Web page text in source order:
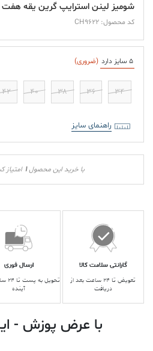
شومیز لینن استرایپ گرین یقه هفت
کد محصول: CH9622
5 سایز دارد (ضروری)
۳۴ ۳۶ ۳۸ ۴۰ ۴۲
راهنمای سایز
با خرید این محصول1
گارانتی سلامت کالا
تعویض تا ۲۴ ساعت بعد از
دریافت
ارسال فوری
آینده
با عرض پوزش -